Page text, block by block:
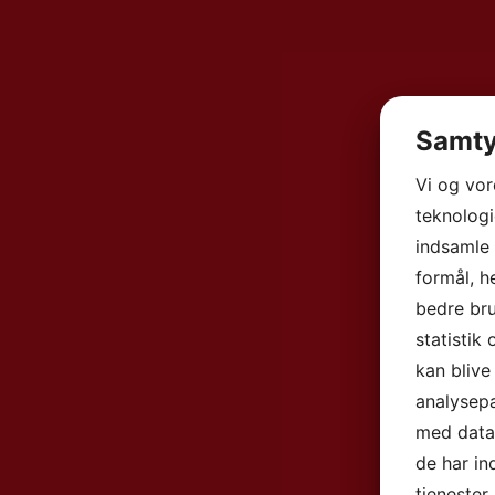
Vi og
formål,
bedre
statistik
kan
med
de har